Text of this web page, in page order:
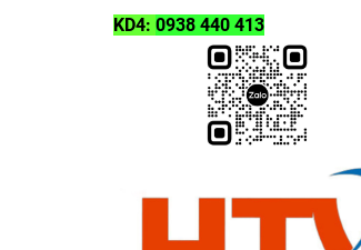
KD4: 0938 440 413